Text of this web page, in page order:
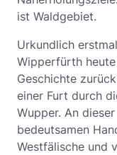
ist Waldgebiet.
Urkundlich
Wipperfürth
Geschichte
einer Furt durch
Wupper. An
bedeutsamen
Westfälische und